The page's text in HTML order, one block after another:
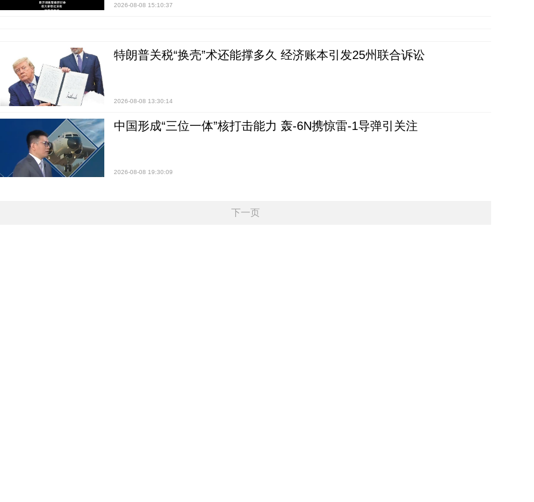
2026-08-08 15:10:37
特朗普关税“换壳”术还能撑多久 经济账本引发25州联合诉讼
2026-08-08 13:30:14
中国形成“三位一体”核打击能力 轰-6N携惊雷-1导弹引关注
2026-08-08 19:30:09
下一页